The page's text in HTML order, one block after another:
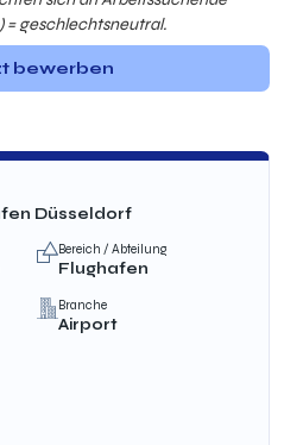
= geschlechtsneutral.
bewerben
Düsseldorf
Bereich / Abteilung
Flughafen
Branche
Airport